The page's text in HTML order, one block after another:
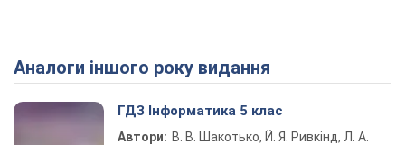
Play Video
Аналоги іншого року видання
ГДЗ Інформатика 5 клас
Автори: В. В. Шакотько, Й. Я. Ривкінд, Л. А.